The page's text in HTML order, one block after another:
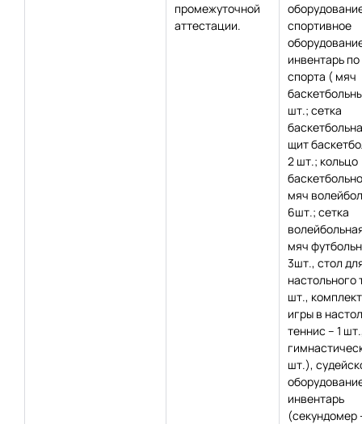
промежуточной
аттестации.
спортивное
инвентарь
спорта ( мяч
шт.; сетка
щит
2 шт.; кольцо
мяч
6шт.; сетка
мяч
3шт., стол
настольного
шт.,
игры в
теннис – 1
шт.),
инвентарь
(секундомер